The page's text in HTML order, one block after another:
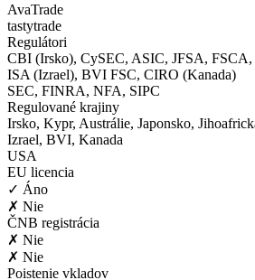
AvaTrade
tastytrade
Regulátori
CBI (Irsko), CySEC, ASIC, JFSA,
ISA (Izrael), BVI FSC, CIRO (Kanada)
SEC, FINRA, NFA, SIPC
Regulované krajiny
Irsko, Kypr, Austrálie, Japonsko,
Izrael, BVI, Kanada
USA
EU licencia
✓ Áno
✗ Nie
ČNB registrácia
✗ Nie
✗ Nie
Poistenie vkladov